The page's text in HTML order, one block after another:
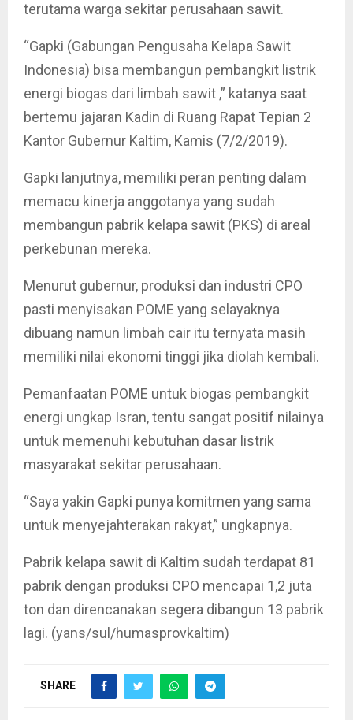
terutama warga sekitar perusahaan sawit.
“Gapki (Gabungan Pengusaha Kelapa Sawit
Indonesia) bisa membangun pembangkit listrik
energi biogas dari limbah sawit ,” katanya saat
bertemu jajaran Kadin di Ruang Rapat Tepian 2
Kantor Gubernur Kaltim, Kamis (7/2/2019).
Gapki lanjutnya, memiliki peran penting dalam
memacu kinerja anggotanya yang sudah
membangun pabrik kelapa sawit (PKS) di areal
perkebunan mereka.
Menurut gubernur, produksi dan industri CPO
pasti menyisakan POME yang selayaknya
dibuang namun limbah cair itu ternyata masih
memiliki nilai ekonomi tinggi jika diolah kembali.
Pemanfaatan POME untuk biogas pembangkit
energi ungkap Isran, tentu sangat positif nilainya
untuk memenuhi kebutuhan dasar listrik
masyarakat sekitar perusahaan.
“Saya yakin Gapki punya komitmen yang sama
untuk menyejahterakan rakyat,” ungkapnya.
Pabrik kelapa sawit di Kaltim sudah terdapat 81
pabrik dengan produksi CPO mencapai 1,2 juta
ton dan direncanakan segera dibangun 13 pabrik
lagi. (yans/sul/humasprovkaltim)
SHARE